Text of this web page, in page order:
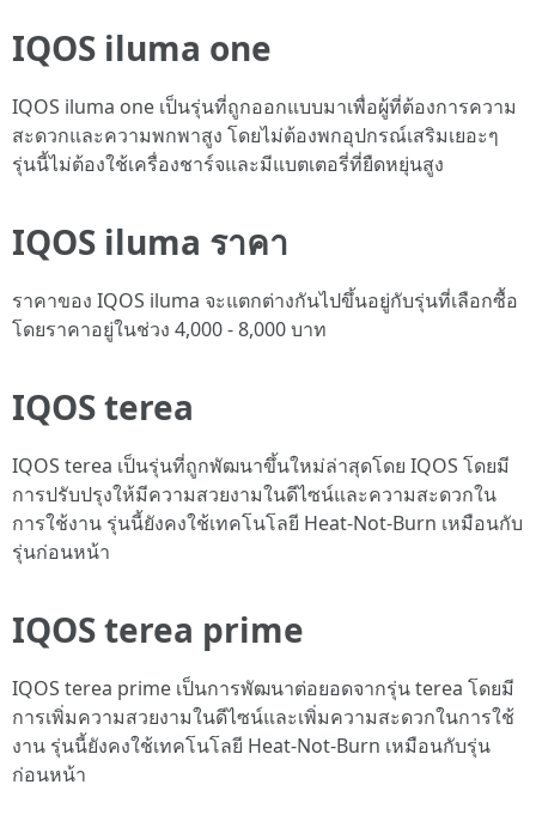
IQOS iluma one
IQOS iluma one เป็นรุ่นที่ถูกออกแบบมาเพื่อผู้ที่ต้องการความ
สะดวกและความพกพาสูง โดยไม่ต้องพกอุปกรณ์เสริมเยอะๆ
รุ่นนี้ไม่ต้องใช้เครื่องชาร์จและมีแบตเตอรี่ที่ยืดหยุ่นสูง
IQOS iluma ราคา
ราคาของ IQOS iluma จะแตกต่างกันไปขึ้นอยู่กับรุ่นที่เลือกซื้อ
โดยราคาอยู่ในช่วง 4,000 - 8,000 บาท
IQOS terea
IQOS terea เป็นรุ่นที่ถูกพัฒนาขึ้นใหม่ล่าสุดโดย IQOS โดยมี
การปรับปรุงให้มีความสวยงามในดีไซน์และความสะดวกใน
การใช้งาน รุ่นนี้ยังคงใช้เทคโนโลยี Heat-Not-Burn เหมือนกับ
รุ่นก่อนหน้า
IQOS terea prime
IQOS terea prime เป็นการพัฒนาต่อยอดจากรุ่น terea โดยมี
การเพิ่มความสวยงามในดีไซน์และเพิ่มความสะดวกในการใช้
งาน รุ่นนี้ยังคงใช้เทคโนโลยี Heat-Not-Burn เหมือนกับรุ่น
ก่อนหน้า